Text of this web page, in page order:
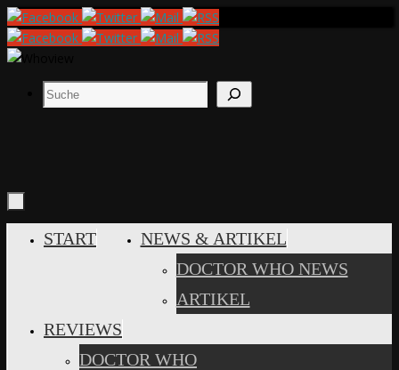
Zum
Inhalt
springen
Suchen
INHALT
START
NEWS & ARTIKEL
DOCTOR WHO NEWS
ARTIKEL
REVIEWS
DOCTOR WHO